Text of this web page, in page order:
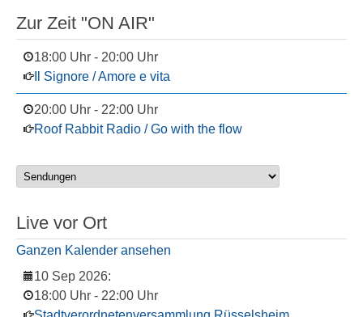
Zur Zeit "ON AIR"
18:00 Uhr - 20:00 Uhr
Il Signore / Amore e vita
20:00 Uhr - 22:00 Uhr
Roof Rabbit Radio / Go with the flow
Live vor Ort
Ganzen Kalender ansehen
10 Sep 2026:
18:00 Uhr - 22:00 Uhr